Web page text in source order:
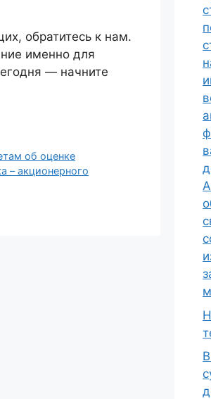
обратитесь к нам.
именно для
— начните
об оценке
– акционерного